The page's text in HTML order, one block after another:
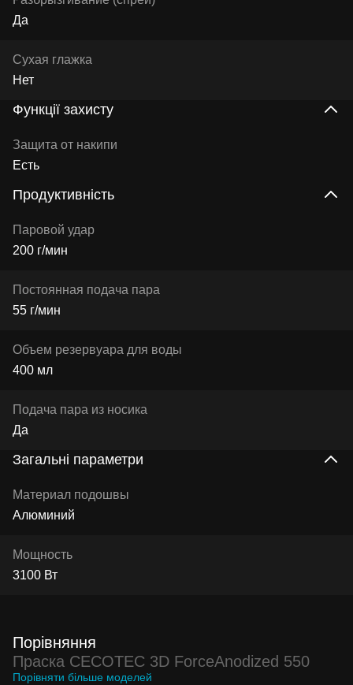
Да
Сухая глажка
Нет
Функції захисту
Защита от накипи
Есть
Продуктивність
Паровой удар
200 г/мин
Постоянная подача пара
55 г/мин
Объем резервуара для воды
400 мл
Подача пара из носика
Да
Загальні параметри
Материал подошвы
Алюминий
Мощность
3100 Вт
Порівняння
Праска CECOTEC 3D ForceAnodized 550
Порівняти більше моделей